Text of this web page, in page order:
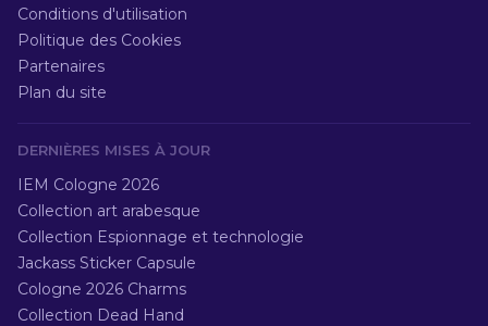
Conditions d'utilisation
Politique des Cookies
Partenaires
Plan du site
DERNIÈRES MISES À JOUR
IEM Cologne 2026
Collection art arabesque
Collection Espionnage et technologie
Jackass Sticker Capsule
Cologne 2026 Charms
Collection Dead Hand